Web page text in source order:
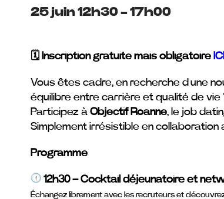
25 juin 12h30-17h00
🗓️ Inscription gratuite mais obligatoire ICI
Vous êtes cadre, en recherche d’une
équilibre entre carrière et qualité de vie
Participez à Objectif Roanne, le job
Simplement irrésistible en collaboration
Programme
12h30 – Cocktail déjeunatoire et
Échangez librement avec les recruteurs et